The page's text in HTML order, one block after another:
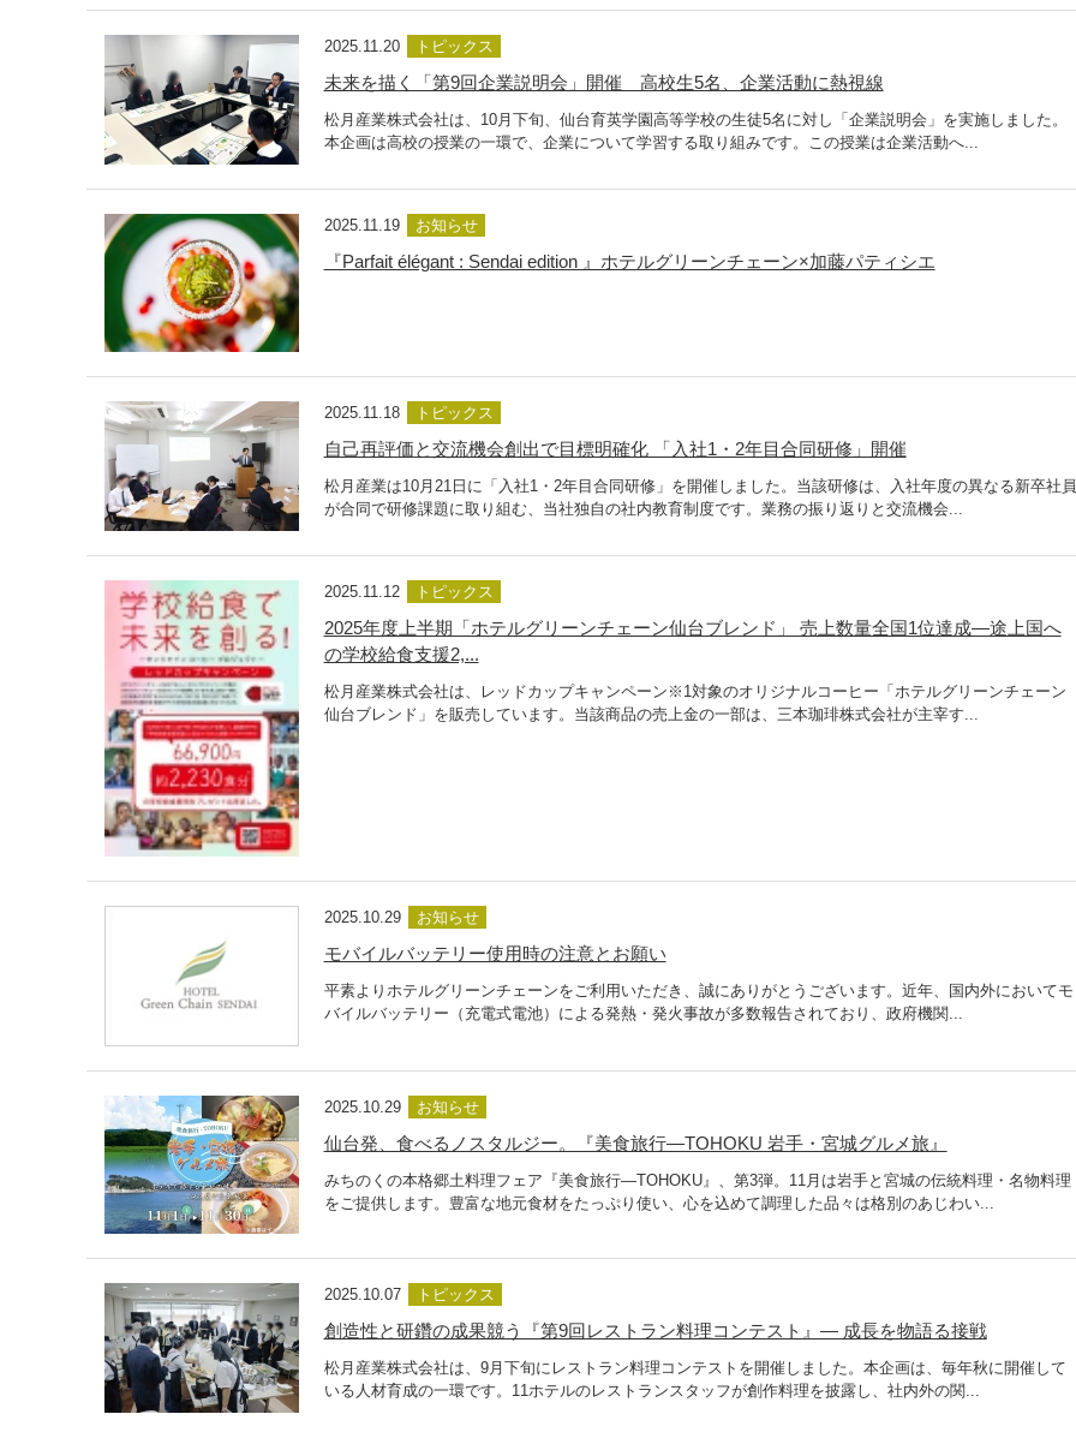
2025.11.20 トピックス
未来を描く「第9回企業説明会」開催 高校生5名、企業活動に熱視線
松月産業株式会社は、10月下旬、仙台育英学園高等学校の生徒5名に対し「企業説明会」を実施しました。
本企画は高校の授業の一環で、企業について学習する取り組みです。この授業は企業活動へ...
2025.11.19 お知らせ
『Parfait élégant : Sendai edition 』ホテルグリーンチェーン×加藤パティシエ
2025.11.18 トピックス
自己再評価と交流機会創出で目標明確化 「入社1・2年目合同研修」開催
松月産業は10月21日に「入社1・2年目合同研修」を開催しました。当該研修は、入社年度の異なる新卒社員
が合同で研修課題に取り組む、当社独自の社内教育制度です。業務の振り返りと交流機会...
2025.11.12 トピックス
2025年度上半期「ホテルグリーンチェーン仙台ブレンド」 売上数量全国1位達成―途上国へ
の学校給食支援2,...
松月産業株式会社は、レッドカップキャンペーン※1対象のオリジナルコーヒー「ホテルグリーンチェーン
仙台ブレンド」を販売しています。当該商品の売上金の一部は、三本珈琲株式会社が主宰す...
2025.10.29 お知らせ
モバイルバッテリー使用時の注意とお願い
平素よりホテルグリーンチェーンをご利用いただき、誠にありがとうございます。近年、国内外においてモ
バイルバッテリー（充電式電池）による発熱・発火事故が多数報告されており、政府機関...
2025.10.29 お知らせ
仙台発、食べるノスタルジー。『美食旅行―TOHOKU 岩手・宮城グルメ旅』
みちのくの本格郷土料理フェア『美食旅行―TOHOKU』、第3弾。11月は岩手と宮城の伝統料理・名物料理
をご提供します。豊富な地元食材をたっぷり使い、心を込めて調理した品々は格別のあじわい...
2025.10.07 トピックス
創造性と研鑽の成果競う『第9回レストラン料理コンテスト』― 成長を物語る接戦
松月産業株式会社は、9月下旬にレストラン料理コンテストを開催しました。本企画は、毎年秋に開催して
いる人材育成の一環です。11ホテルのレストランスタッフが創作料理を披露し、社内外の関...